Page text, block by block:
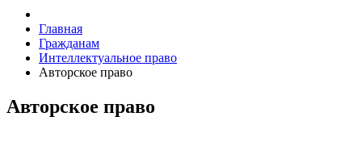
Главная
Гражданам
Интеллектуальное право
Авторское право
Авторское право